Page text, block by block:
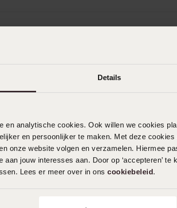
Details
en analytische cookies. Ook willen we cookies
en persoonlijker te maken. Met deze
onze website volgen en verzamelen. Hiermee
aan jouw interesses aan. Door op ‘accepteren’
Lees er meer over in ons cookiebeleid.
Filter